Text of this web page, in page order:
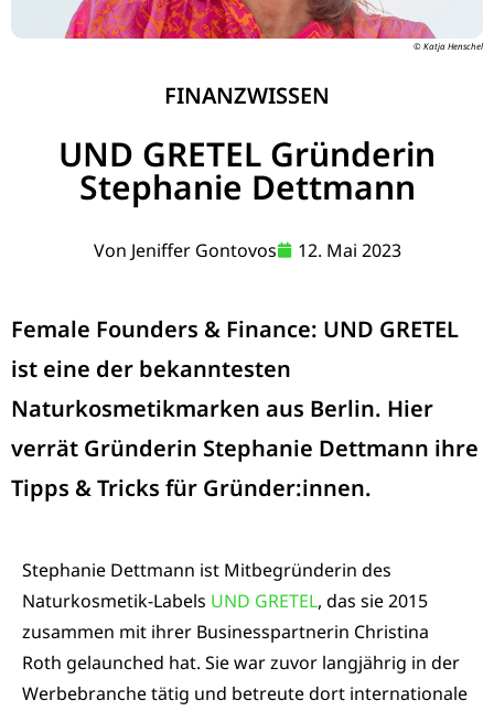
© Katja Henschel
FINANZWISSEN
UND GRETEL Gründerin
Stephanie Dettmann
Von Jeniffer Gontovos 12. Mai 2023
Female Founders & Finance: UND GRETEL
ist eine der bekanntesten
Naturkosmetikmarken aus Berlin. Hier
verrät Gründerin Stephanie Dettmann ihre
Tipps & Tricks für Gründer:innen.
Stephanie Dettmann ist Mitbegründerin des
Naturkosmetik-Labels UND GRETEL, das sie 2015
zusammen mit ihrer Businesspartnerin Christina
Roth gelaunched hat. Sie war zuvor langjährig in der
Werbebranche tätig und betreute dort internationale